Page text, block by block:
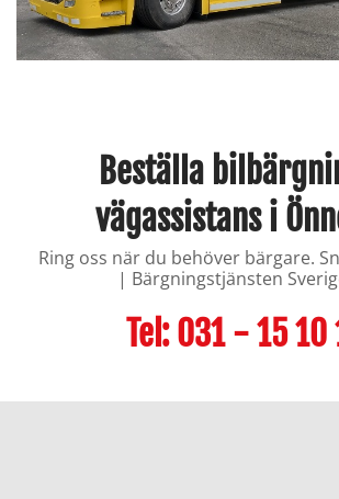
Beställa
vägassistans i
Ring oss när du behöver bärgare.
| Bärgningstjänsten
Tel:031 - 15 10